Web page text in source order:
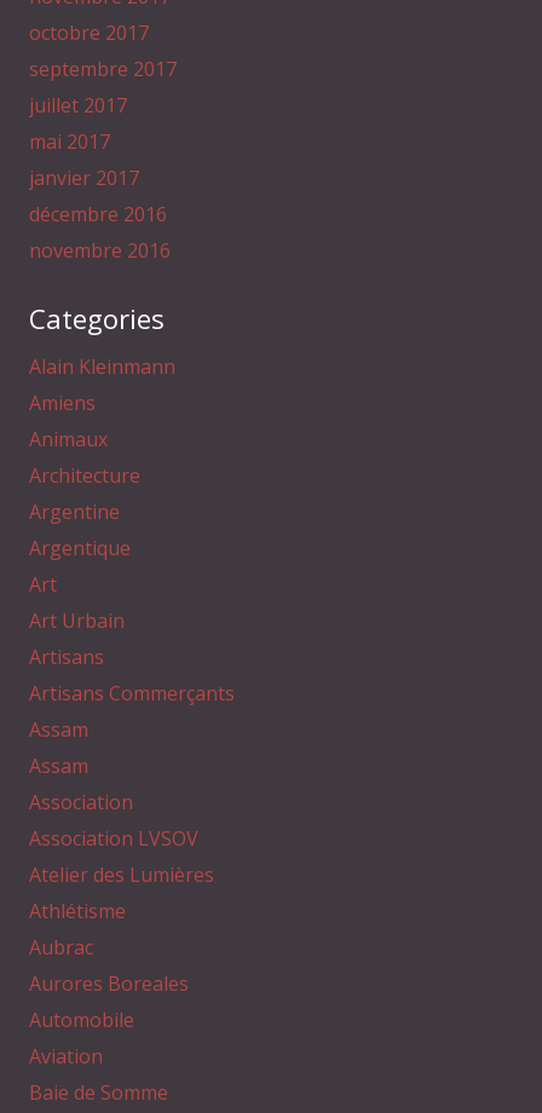
octobre 2017
septembre 2017
juillet 2017
mai 2017
janvier 2017
décembre 2016
novembre 2016
Categories
Alain Kleinmann
Amiens
Animaux
Architecture
Argentine
Argentique
Art
Art Urbain
Artisans
Artisans Commerçants
Assam
Assam
Association
Association LVSOV
Atelier des Lumières
Athlétisme
Aubrac
Aurores Boreales
Automobile
Aviation
Baie de Somme